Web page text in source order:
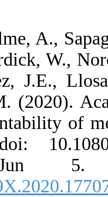
Puschel,
López,
Campos,
H., &